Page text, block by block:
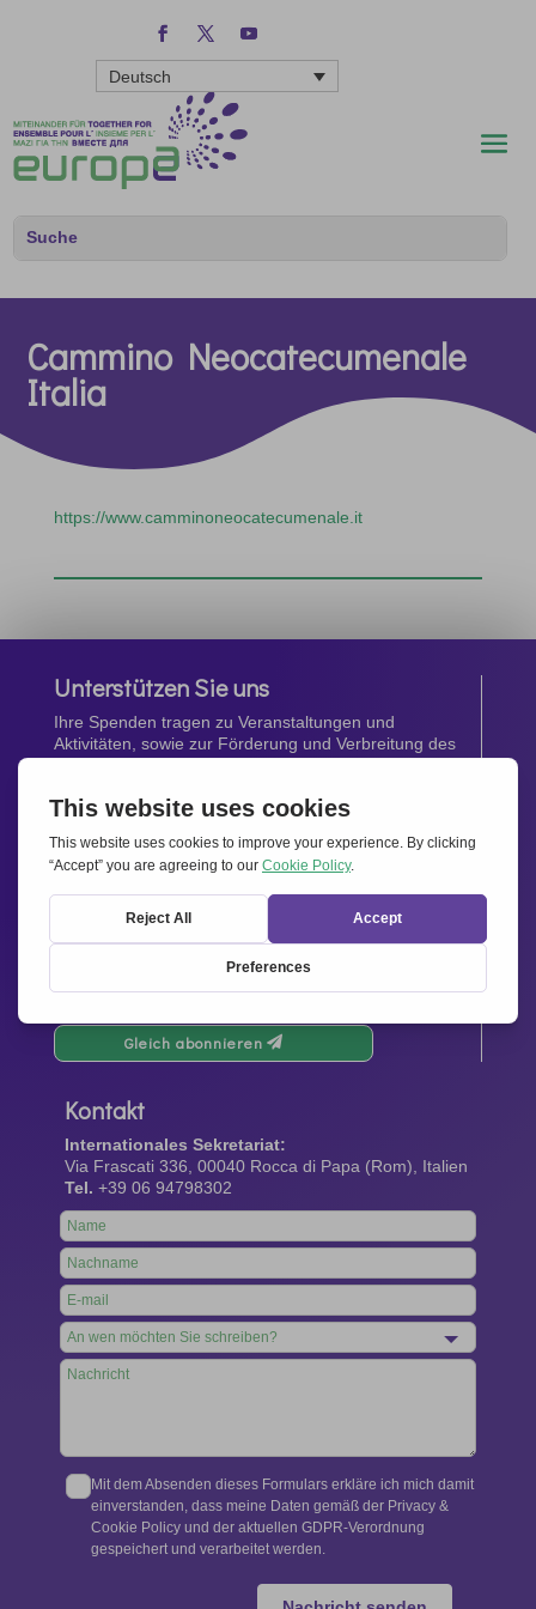
Deutsch
Cammino Neocatecumenale
Italia
https://www.camminoneocatecumenale.it
Unterstützen Sie uns
Ihre Spenden tragen zu Veranstaltungen und
Aktivitäten, sowie zur Förderung und Verbreitung des
Newsletter
Infos aus unserem Netzwerk.
Gleich abonnieren
Kontakt
Internationales Sekretariat:
Via Frascati 336, 00040 Rocca di Papa (Rom), Italien
Tel. +39 06 94798302
Leave
this
field
blank
Mit dem Absenden dieses Formulars erkläre ich mich damit
einverstanden, dass meine Daten gemäß der Privacy &
Cookie Policy und der aktuellen GDPR-Verordnung
gespeichert und verarbeitet werden.